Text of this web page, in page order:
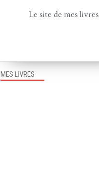
MES LIVRES
Le site de mes livres